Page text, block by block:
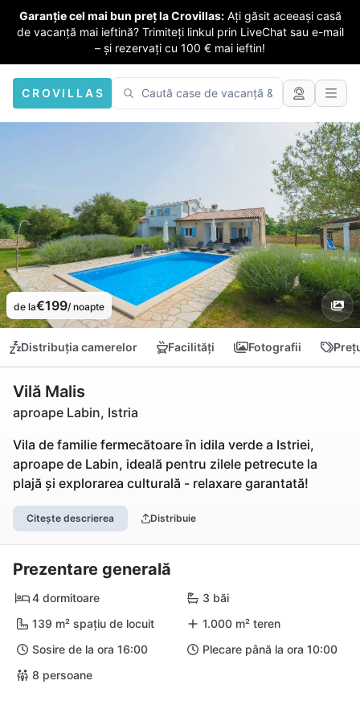
Garanție cel mai bun preț la Crovillas: Ați găsit aceeași casă
de vacanță mai ieftină? Trimiteți linkul prin LiveChat sau e-mail
– și rezervați cu 100 € mai ieftin!
CROVILLAS
de la€199/ noapte
Distribuția camerelor Facilități Fotografii
Vilă Malis
aproape Labin, Istria
Vila de familie fermecătoare în idila verde a Istriei,
aproape de Labin, ideală pentru zilele petrecute la
plajă și explorarea culturală - relaxare garantată!
Citește descrierea Distribuie
Prezentare generală
4 dormitoare
3 băi
139 m² spațiu de locuit
1.000 m² teren
Sosire de la ora 16:00
Plecare până la ora 10:00
8 persoane